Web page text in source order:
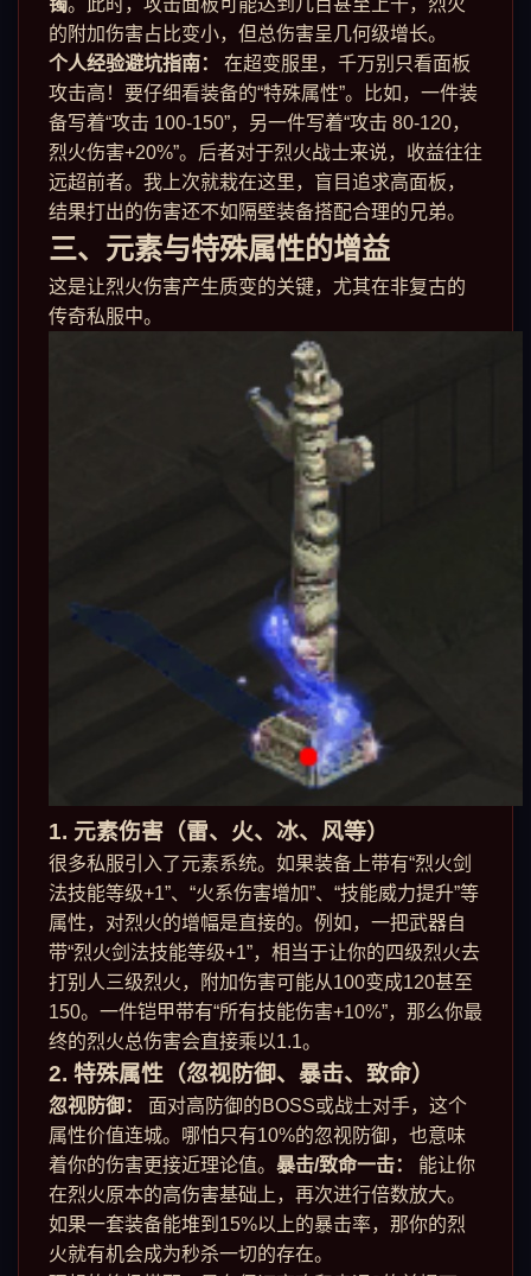
镯。此时，攻击面板可能达到几百甚至上千，烈火
的附加伤害占比变小，但总伤害呈几何级增长。
个人经验避坑指南：
在超变服里，千万别只看面板
攻击高！要仔细看装备的“特殊属性”。比如，一件装
备写着“攻击 100-150”，另一件写着“攻击 80-120，
烈火伤害+20%”。后者对于烈火战士来说，收益往往
远超前者。我上次就栽在这里，盲目追求高面板，
结果打出的伤害还不如隔壁装备搭配合理的兄弟。
三、元素与特殊属性的增益
这是让烈火伤害产生质变的关键，尤其在非复古的
传奇私服中。
1. 元素伤害（雷、火、冰、风等）
很多私服引入了元素系统。如果装备上带有“烈火剑
法技能等级+1”、“火系伤害增加”、“技能威力提升”等
属性，对烈火的增幅是直接的。例如，一把武器自
带“烈火剑法技能等级+1”，相当于让你的四级烈火去
打别人三级烈火，附加伤害可能从100变成120甚至
150。一件铠甲带有“所有技能伤害+10%”，那么你最
终的烈火总伤害会直接乘以1.1。
2. 特殊属性（忽视防御、暴击、致命）
忽视防御：
面对高防御的BOSS或战士对手，这个
属性价值连城。哪怕只有10%的忽视防御，也意味
着你的伤害更接近理论值。 暴击/致命一击：
能让你
在烈火原本的高伤害基础上，再次进行倍数放大。
如果一套装备能堆到15%以上的暴击率，那你的烈
火就有机会成为秒杀一切的存在。